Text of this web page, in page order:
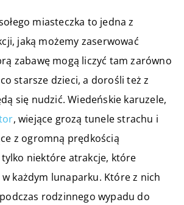
miasteczka to jedna z
jaką możemy zaserwować
zabawę mogą liczyć tam zarówno
starsze dzieci, a dorośli też z
się nudzić. Wiedeńskie karuzele,
, wiejące grozą tunele strachu i
z ogromną prędkością
niektóre atrakcje, które
każdym lunaparku. Które z nich
rodzinnego wypadu do